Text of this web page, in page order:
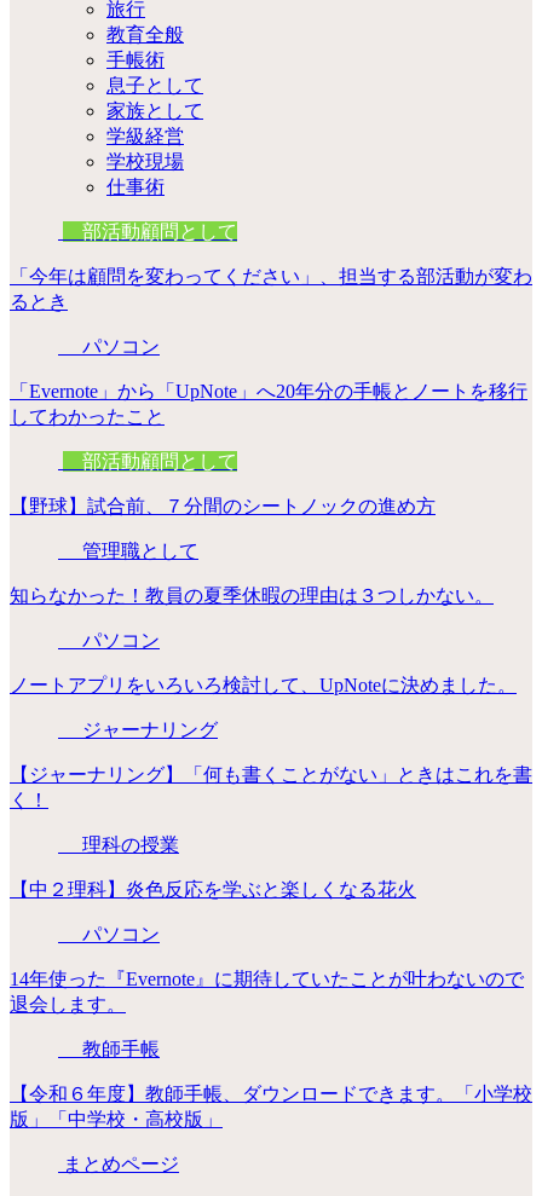
旅行
教育全般
手帳術
息子として
家族として
学級経営
学校現場
仕事術
部活動顧問として
「今年は顧問を変わってください」、担当する部活動が変わ
るとき
パソコン
「Evernote」から「UpNote」へ20年分の手帳とノートを移行
してわかったこと
部活動顧問として
【野球】試合前、７分間のシートノックの進め方
管理職として
知らなかった！教員の夏季休暇の理由は３つしかない。
パソコン
ノートアプリをいろいろ検討して、UpNoteに決めました。
ジャーナリング
【ジャーナリング】「何も書くことがない」ときはこれを書
く！
理科の授業
【中２理科】炎色反応を学ぶと楽しくなる花火
パソコン
14年使った『Evernote』に期待していたことが叶わないので
退会します。
教師手帳
【令和６年度】教師手帳、ダウンロードできます。「小学校
版」「中学校・高校版」
まとめページ